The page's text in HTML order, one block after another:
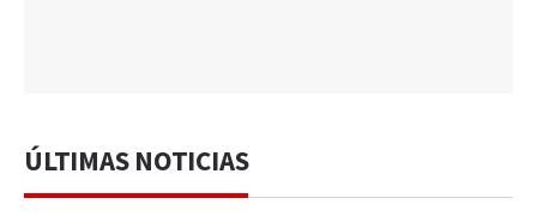
ÚLTIMAS NOTICIAS